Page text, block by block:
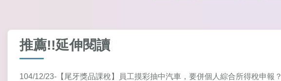
推薦!!延伸閱讀
104/12/23-【尾牙獎品課稅】員工摸彩抽中汽車，要併個人綜合所得稅申報？